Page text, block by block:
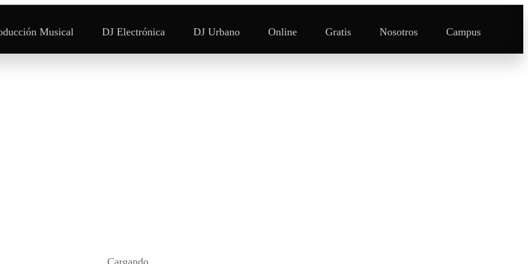
Musical DJ Electrónica DJ Urbano Online Gratis Nosotros Campus
Cargando...